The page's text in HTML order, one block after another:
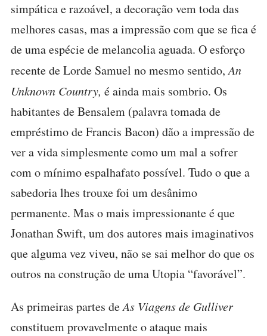
simpática e razoável, a decoração vem toda das
melhores casas, mas a impressão com que se fica é
de uma espécie de melancolia aguada. O esforço
recente de Lorde Samuel no mesmo sentido,An
Unknown Country, é ainda mais sombrio. Os
habitantes de Bensalem (palavra tomada de
empréstimo de Francis Bacon) dão a impressão de
ver a vida simplesmente como um mal a sofrer
com o mínimo espalhafato possível. Tudo o que a
sabedoria lhes trouxe foi um desânimo
permanente. Mas o mais impressionante é que
Jonathan Swift, um dos autores mais imaginativos
que alguma vez viveu, não se sai melhor do que os
outros na construção de uma Utopia “favorável”.
As primeiras partes deAs Viagens de Gulliver
constituem provavelmente o ataque mais